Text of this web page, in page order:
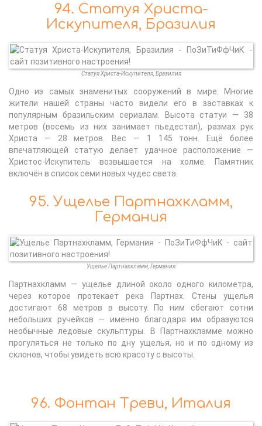
94. Статуя Христа-
Искупителя, Бразилия
Статуя Христа-Искупителя, Бразилия
Одно из самых знаменитых сооружений в мире. Многие
жители нашей страны часто видели его в заставках к
популярным бразильским сериалам. Высота статуи — 38
метров (восемь из них занимает пьедестал), размах рук
Христа — 28 метров. Вес — 1 145 тонн. Ещё более
впечатляющей статую делает удачное расположение —
Христос-Искупитель возвышается на холме. Памятник
включён в список семи новых чудес света.
95. Ущелье Партнахкламм,
Германия
Ущелье Партнахкламм, Германия
Партнахкламм — ущелье длиной около одного километра,
через которое протекает река Партнах. Стены ущелья
достигают 68 метров в высоту. По ним сбегают сотни
небольших ручейков — именно благодаря им образуются
необычные ледовые скульптуры. В Партнахкламме можно
прогуляться не только по дну ущелья, но и по одному из
склонов, чтобы увидеть всю красоту с высоты.
96. Фонтан Треви, Италия